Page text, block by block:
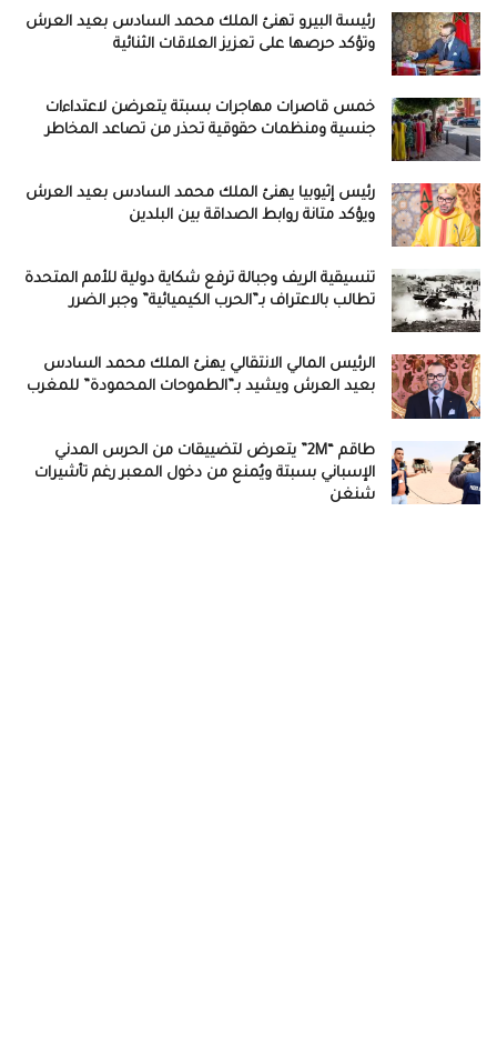
رئيسة البيرو تهنئ الملك محمد السادس بعيد العرش
وتؤكد حرصها على تعزيز العلاقات الثنائية
خمس قاصرات مهاجرات بسبتة يتعرضن لاعتداءات
جنسية ومنظمات حقوقية تحذر من تصاعد المخاطر
رئيس إثيوبيا يهنئ الملك محمد السادس بعيد العرش
ويؤكد متانة روابط الصداقة بين البلدين
تنسيقية الريف وجبالة ترفع شكاية دولية للأمم المتحدة
تطالب بالاعتراف بـ”الحرب الكيميائية” وجبر الضرر
الرئيس المالي الانتقالي يهنئ الملك محمد السادس
بعيد العرش ويشيد بـ”الطموحات المحمودة” للمغرب
طاقم “2M” يتعرض لتضييقات من الحرس المدني
الإسباني بسبتة ويُمنع من دخول المعبر رغم تأشيرات
شنغن